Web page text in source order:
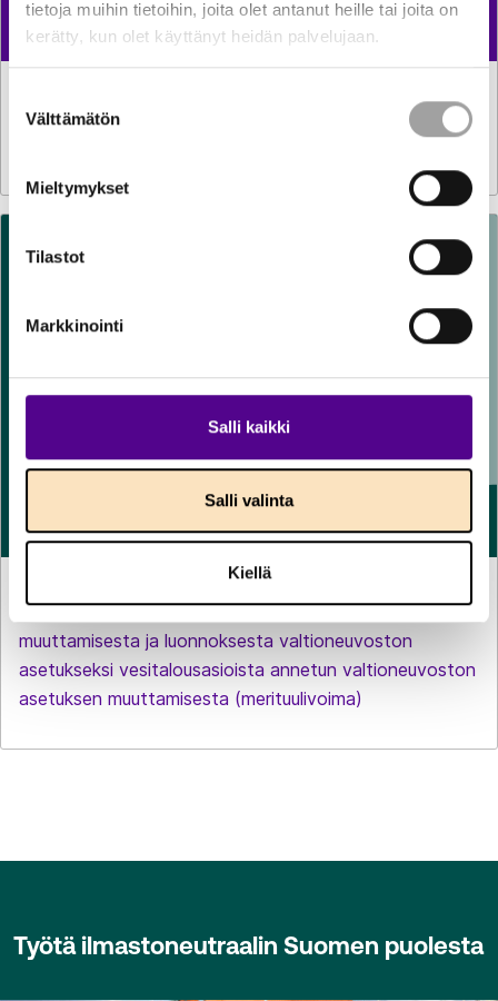
tietoja muihin tietoihin, joita olet antanut heille tai joita on
kerätty, kun olet käyttänyt heidän palvelujaan.
valinta
Välttämätön
Mieltymykset
Tilastot
Markkinointi
Salli kaikki
Salli valinta
Kiellä
Lausunto komission verotuksen yksinkertaistamista
Luonnoksesta hallituksen esitykseksi laiksi vesilain
muuttamisesta ja luonnoksesta valtioneuvoston
asetukseksi vesitalousasioista annetun valtioneuvoston
asetuksen muuttamisesta (merituulivoima)
Työtä ilmastoneutraalin Suomen puolesta